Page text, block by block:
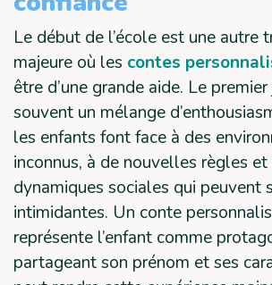
Le début de l’école est une autre
majeure où les contes
être d’une grande aide. Le
souvent un mélange
les enfants font face à des
inconnus, à de nouvelles règles et
dynamiques sociales qui peuvent
intimidantes. Un conte
représente l’enfant comme
partageant son prénom et ses